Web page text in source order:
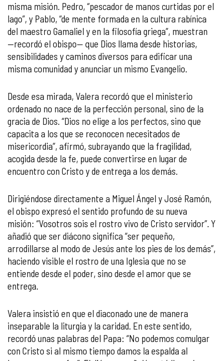
misma misión. Pedro, “pescador de manos curtidas por el
lago”, y Pablo, “de mente formada en la cultura rabínica
del maestro Gamaliel y en la filosofía griega”, muestran
—recordó el obispo— que Dios llama desde historias,
sensibilidades y caminos diversos para edificar una
misma comunidad y anunciar un mismo Evangelio.
Desde esa mirada, Valera recordó que el ministerio
ordenado no nace de la perfección personal, sino de la
gracia de Dios. “Dios no elige a los perfectos, sino que
capacita a los que se reconocen necesitados de
misericordia”, afirmó, subrayando que la fragilidad,
acogida desde la fe, puede convertirse en lugar de
encuentro con Cristo y de entrega a los demás.
Dirigiéndose directamente a Miguel Ángel y José Ramón,
el obispo expresó el sentido profundo de su nueva
misión: “Vosotros sois el rostro vivo de Cristo servidor”. Y
añadió que ser diácono significa “ser pequeño,
arrodillarse al modo de Jesús ante los pies de los demás”,
haciendo visible el rostro de una Iglesia que no se
entiende desde el poder, sino desde el amor que se
entrega.
Valera insistió en que el diaconado une de manera
inseparable la liturgia y la caridad. En este sentido,
recordó unas palabras del Papa: “No podemos comulgar
con Cristo si al mismo tiempo damos la espalda al